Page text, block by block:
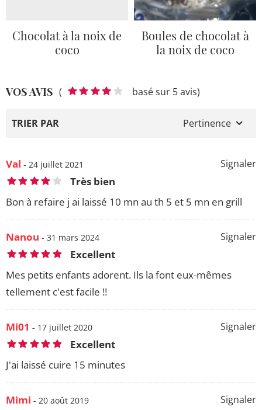
Chocolat à la noix de
coco
Boules de chocolat à
la noix de coco
VOS AVIS ( basé sur 5 avis)
TRIER PAR Pertinence
Signaler
Val - 24 juillet 2021
Très bien
Bon à refaire j ai laissé 10 mn au th 5 et 5 mn en grill
Signaler
Nanou - 31 mars 2024
Excellent
Mes petits enfants adorent. Ils la font eux-mêmes
tellement c'est facile !!
Signaler
Mi01 - 17 juillet 2020
Excellent
J'ai laissé cuire 15 minutes
Signaler
Mimi - 20 août 2019